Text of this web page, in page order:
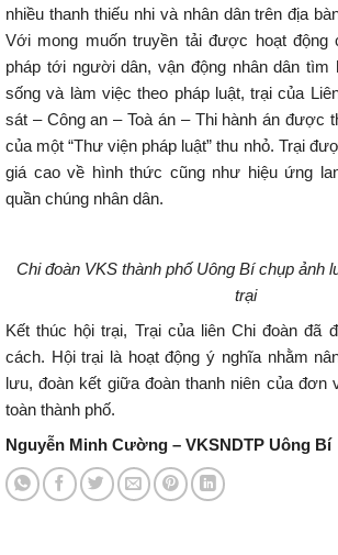
nhiều thanh thiếu nhi và nhân dân trên địa
Với mong muốn truyền tải được hoạt
pháp tới người dân, vận động nhân dân tìm
sống và làm việc theo pháp luật, trại của
sát – Công an – Toà án – Thi hành án được
của một “Thư viện pháp luật” thu nhỏ. Trại
giá cao về hình thức cũng như hiệu ứng
quần chúng nhân dân.
Chi đoàn VKS thành phố Uông Bí chụp ảnh
trại
Kết thúc hội trại, Trại của liên Chi đoàn đã
cách. Hội trại là hoạt động ý nghĩa nhằm
lưu, đoàn kết giữa đoàn thanh niên của đơn
toàn thành phố.
Nguyễn Minh Cường – VKSNDTP Uông Bí